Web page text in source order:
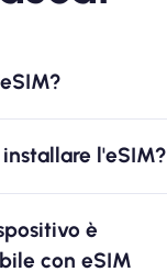
l'eSIM?
è
con eSIM